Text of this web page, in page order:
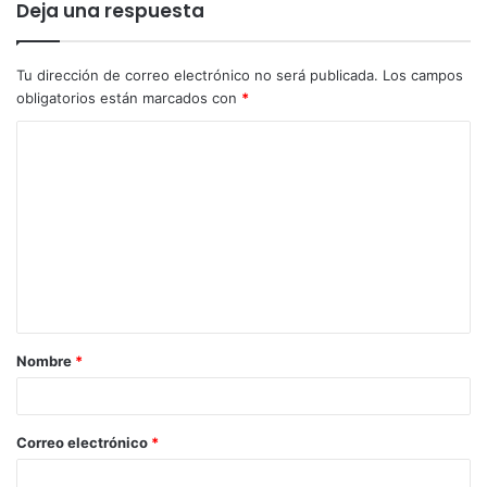
Deja una respuesta
Tu dirección de correo electrónico no será publicada. Los campos
obligatorios están marcados con *
Nombre *
Correo electrónico *